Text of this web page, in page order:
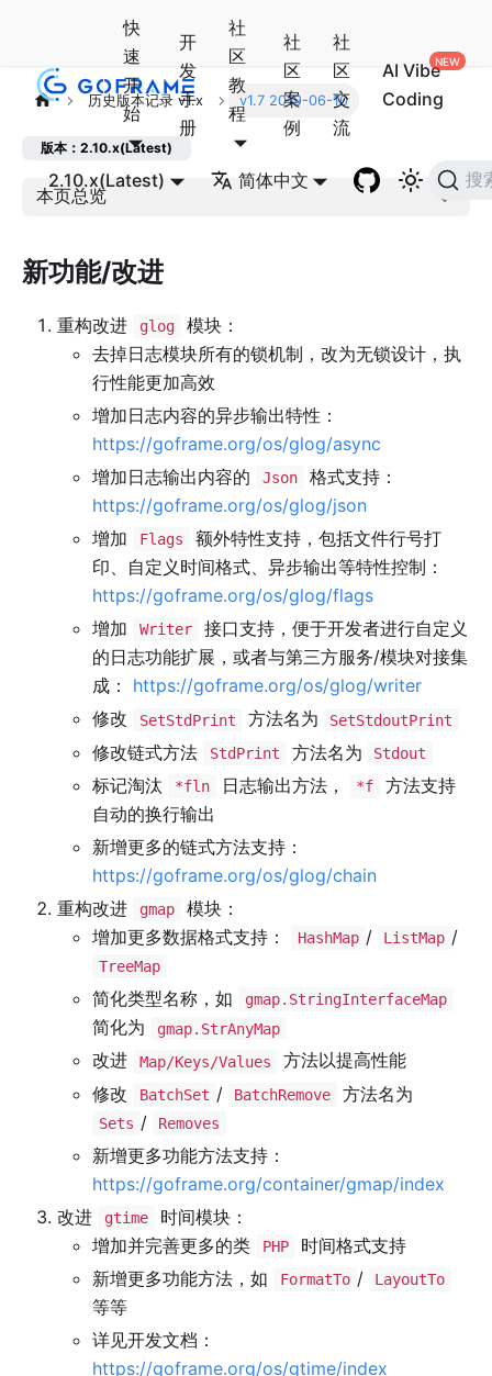
快
速
开
始
开
发
手
册
社
区
教
程
社
区
案
例
社
区
交
流
AI Vibe
Coding
2.10.x(Latest) 简体中文 搜
历史版本记录 v1.x v1.7 2019-06-10
版本：2.10.x(Latest)
本页总览
新功能/改进
重构改进 glog
模块：
去掉日志模块所有的锁机制，改为无锁设计，执
行性能更加高效
增加日志内容的异步输出特性：
https://goframe.org/os/glog/async
增加日志输出内容的
Json
格式支持：
https://goframe.org/os/glog/json
增加
Flags
额外特性支持，包括文件行号打
印、自定义时间格式、异步输出等特性控制：
https://goframe.org/os/glog/flags
增加
Writer
接口支持，便于开发者进行自定义
的日志功能扩展，或者与第三方服务/模块对接集
成： https://goframe.org/os/glog/writer
修改
SetStdPrint 方法名为 SetStdoutPrint
修改链式方法 StdPrint 方法名为 Stdout
标记淘汰 *fln 日志输出方法， *f
方法支持
自动的换行输出
新增更多的链式方法支持：
https://goframe.org/os/glog/chain
重构改进
gmap
模块：
增加更多数据格式支持：
HashMap / ListMap /
TreeMap
简化类型名称，如 gmap.StringInterfaceMap
简化为 gmap.StrAnyMap
改进 Map/Keys/Values
方法以提高性能
修改
BatchSet / BatchRemove 方法名为
Sets / Removes
新增更多功能方法支持：
https://goframe.org/container/gmap/index
改进
gtime
时间模块：
增加并完善更多的类
PHP
时间格式支持
新增更多功能方法，如
FormatTo / LayoutTo
等等
详见开发文档：
https://goframe.org/os/gtime/index